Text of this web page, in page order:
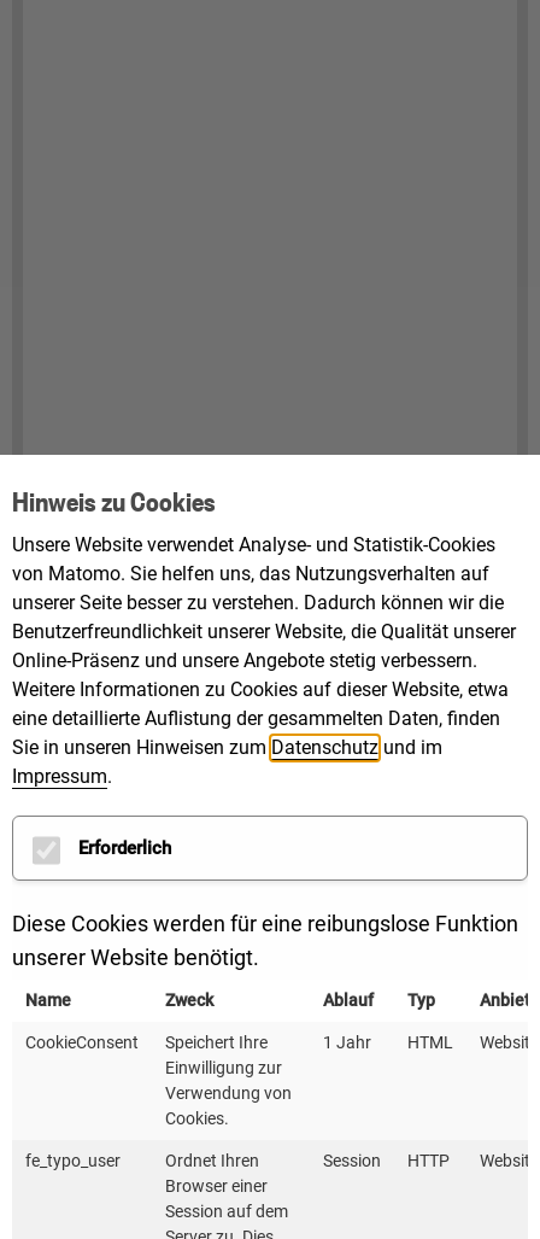
Hinweis zu Cookies
Unsere Website verwendet Analyse- und Statistik-Cookies
von Matomo. Sie helfen uns, das Nutzungsverhalten auf
unserer Seite besser zu verstehen. Dadurch können wir die
Benutzerfreundlichkeit unserer Website, die Qualität unserer
Online-Präsenz und unsere Angebote stetig verbessern.
Weitere Informationen zu Cookies auf dieser Website, etwa
eine detaillierte Auflistung der gesammelten Daten, finden
Sie in unseren Hinweisen zum Datenschutz und im
Impressum.
Erforderlich
Diese Cookies werden für eine reibungslose Funktion
unserer Website benötigt.
Name Zweck Ablauf Typ
CookieConsent
Speichert Ihre
Einwilligung zur
Verwendung von
Cookies.
1 Jahr HTML Website
fe_typo_user
Ordnet Ihren
Browser einer
Session auf dem
Session HTTP Website